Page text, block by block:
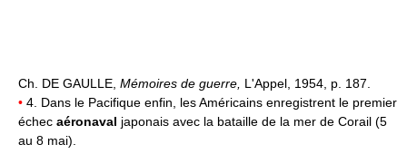
Ch. DE GAULLE, Mémoires de guerre, L'Appel, 1954, p. 187.
• 4. Dans le Pacifique enfin, les Américains enregistrent le premier
échec aéronaval japonais avec la bataille de la mer de Corail (5
au 8 mai).